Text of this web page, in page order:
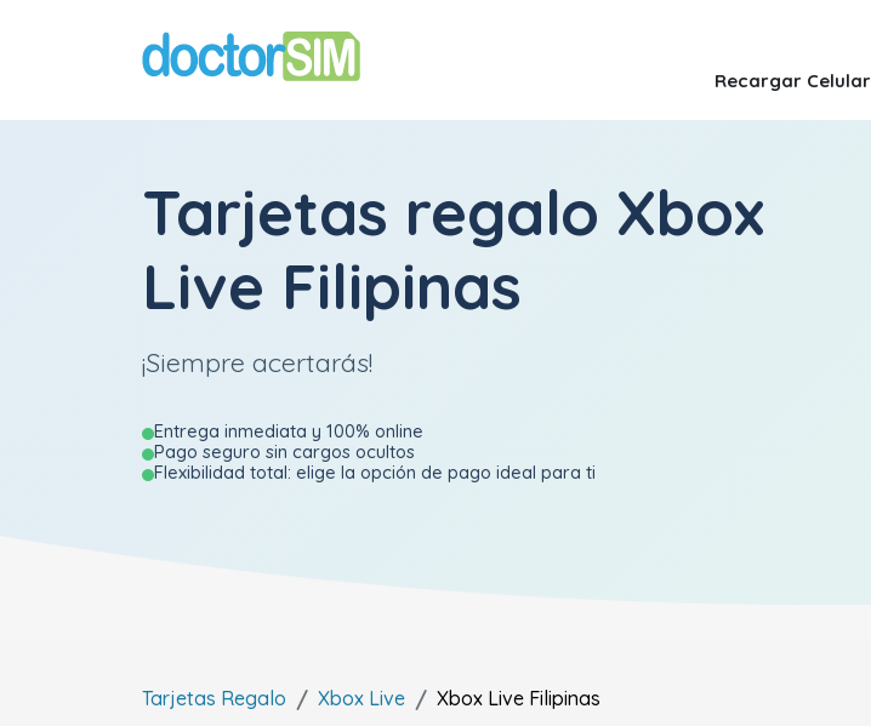
Recargar Celular
Tarjetas regalo Xbox
Live Filipinas
¡Siempre acertarás!
Entrega inmediata y 100% online
Pago seguro sin cargos ocultos
Flexibilidad total: elige la opción de pago ideal para ti
Tarjetas Regalo Xbox Live Xbox Live Filipinas